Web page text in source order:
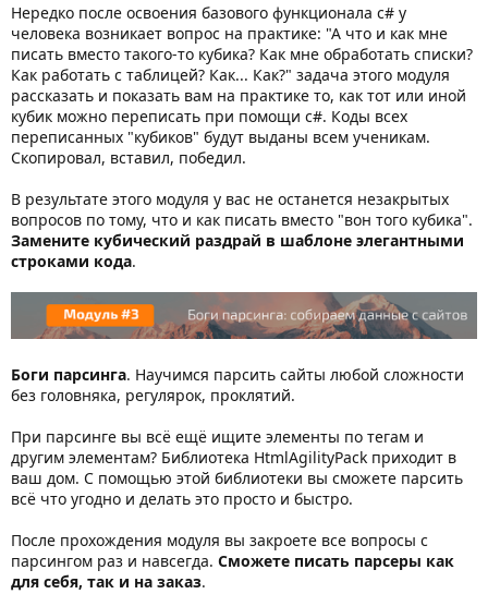
Нередко после освоения базового функционала с# у
человека возникает вопрос на практике: "А что и как мне
писать вместо такого-то кубика? Как мне обработать списки?
Как работать с таблицей? Как... Как?" задача этого модуля
рассказать и показать вам на практике то, как тот или иной
кубик можно переписать при помощи с#. Коды всех
переписанных "кубиков" будут выданы всем ученикам.
Скопировал, вставил, победил.
В результате этого модуля у вас не останется незакрытых
вопросов по тому, что и как писать вместо "вон того кубика".
Замените кубический раздрай в шаблоне элегантными
строками кода.
Боги парсинга. Научимся парсить сайты любой сложности
без головняка, регулярок, проклятий.
При парсинге вы всё ещё ищите элементы по тегам и
другим элементам? Библиотека HtmlAgilityPack приходит в
ваш дом. С помощью этой библиотеки вы сможете парсить
всё что угодно и делать это просто и быстро.
После прохождения модуля вы закроете все вопросы с
парсингом раз и навсегда. Сможете писать парсеры как
для себя, так и на заказ.